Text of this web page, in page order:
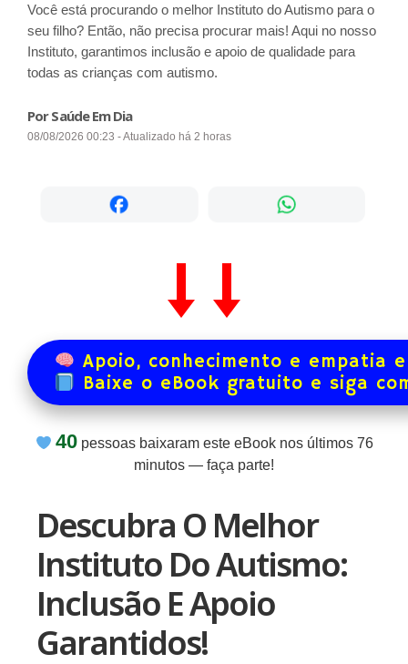
Você está procurando o melhor Instituto do Autismo para o
seu filho? Então, não precisa procurar mais! Aqui no nosso
Instituto, garantimos inclusão e apoio de qualidade para
todas as crianças com autismo.
Por Saúde Em Dia
08/08/2026 00:23 - Atualizado há 2 horas
Apoio, conhecimento e empatia
Baixe o eBook gratuito e siga
40pessoas baixaram este eBook nos últimos 76
minutos — faça parte!
Descubra O Melhor
Instituto Do Autismo:
Inclusão E Apoio
Garantidos!